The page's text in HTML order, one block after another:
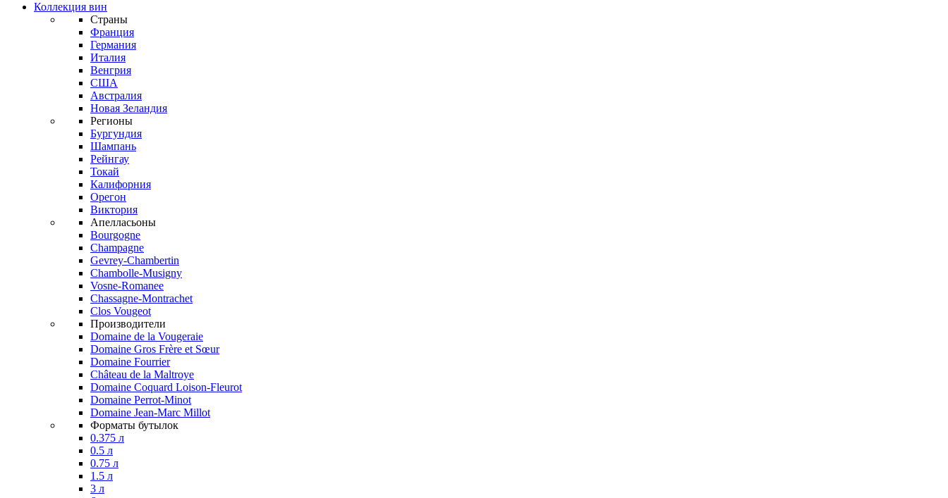
Коллекция вин
Страны
Франция
Германия
Италия
Венгрия
США
Австралия
Новая Зеландия
Регионы
Бургундия
Шампань
Рейнгау
Токай
Калифорния
Орегон
Виктория
Апелласьоны
Bourgogne
Champagne
Gevrey-Chambertin
Chambolle-Musigny
Vosne-Romanee
Chassagne-Montrachet
Clos Vougeot
Производители
Domaine de la Vougeraie
Domaine Gros Frère et Sœur
Domaine Fourrier
Château de la Maltroye
Domaine Coquard Loison-Fleurot
Domaine Perrot-Minot
Domaine Jean-Marc Millot
Форматы бутылок
0.375 л
0.5 л
0.75 л
1.5 л
3 л